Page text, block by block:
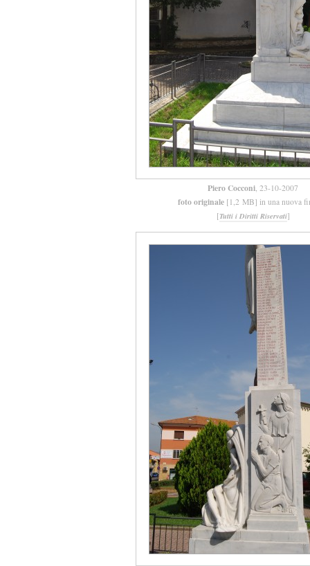
Piero Cocconi, 23-10-2007
foto originale [1,2 MB] in una nuova
[Tutti i Diritti Riservati]